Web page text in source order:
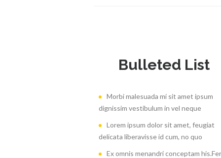
Bulleted List
Morbi malesuada mi sit amet ipsum
dignissim vestibulum in vel neque
Lorem ipsum dolor sit amet, feugiat
delicata liberavisse id cum, no quo
Ex omnis menandri conceptam